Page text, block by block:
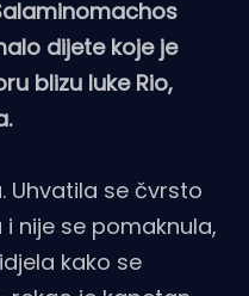
dijete koje je
blizu luke Rio,
Uhvatila se čvrsto
nije se pomaknula,
kako se